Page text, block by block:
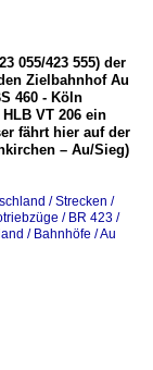
055/423 555) der
Zielbahnhof Au
460 - Köln
VT 206 ein
fährt hier auf der
– Au/Sieg)
/ Strecken /
/ BR 423 /
/ Bahnhöfe / Au